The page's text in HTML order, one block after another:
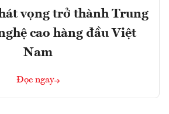
vọng trở thành Trung
cao hàng đầu Việt
Nam
Đọc ngay